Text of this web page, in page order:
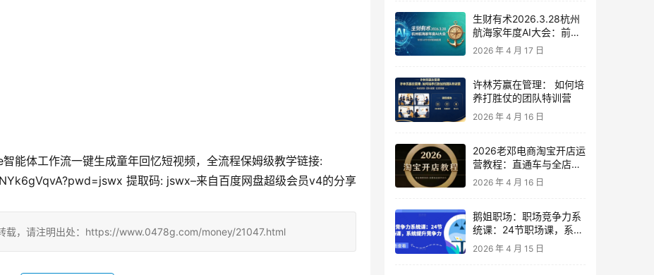
能体工作流一键生成童年回忆短视频，全流程保姆级教学链接:
提取码: jswx–来自百度网盘超级会员v4的分享
载，请注明出处：https://www.0478g.com/money/21047.html
生财有术2026.3.28杭州
航海家年度AI大会：前沿
趋势×落地案例×技能图谱
2026 年 4 月 17 日
许林芳赢在管理： 如何培
养打胜仗的团队特训营
2026 年 4 月 16 日
2026老邓电商淘宝开店运
营教程：直通车与全店推
广系统课
2026 年 4 月 16 日
鹅姐职场：职场竞争力系
统课：24节职场课，系统
提升竞争力
2026 年 4 月 15 日